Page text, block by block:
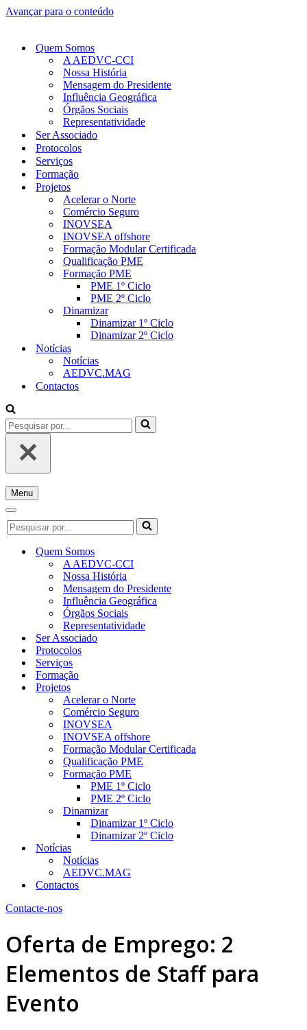
Avançar para o conteúdo
Quem Somos
A AEDVC-CCI
Nossa História
Mensagem do Presidente
Influência Geográfica
Órgãos Sociais
Representatividade
Ser Associado
Protocolos
Serviços
Formação
Projetos
Acelerar o Norte
Comércio Seguro
INOVSEA
INOVSEA offshore
Formação Modular Certificada
Qualificação PME
Formação PME
PME 1º Ciclo
PME 2º Ciclo
Dinamizar
Dinamizar 1º Ciclo
Dinamizar 2º Ciclo
Notícias
Notícias
AEDVC.MAG
Contactos
Pesquisar
por...
Menu
Menu
navegação
Menu
de
navegação
Pesquisar
por...
Quem Somos
A AEDVC-CCI
Nossa História
Mensagem do Presidente
Influência Geográfica
Órgãos Sociais
Representatividade
Ser Associado
Protocolos
Serviços
Formação
Projetos
Acelerar o Norte
Comércio Seguro
INOVSEA
INOVSEA offshore
Formação Modular Certificada
Qualificação PME
Formação PME
PME 1º Ciclo
PME 2º Ciclo
Dinamizar
Dinamizar 1º Ciclo
Dinamizar 2º Ciclo
Notícias
Notícias
AEDVC.MAG
Contactos
Contacte-nos
Oferta de Emprego: 2
Elementos de Staff para
Evento